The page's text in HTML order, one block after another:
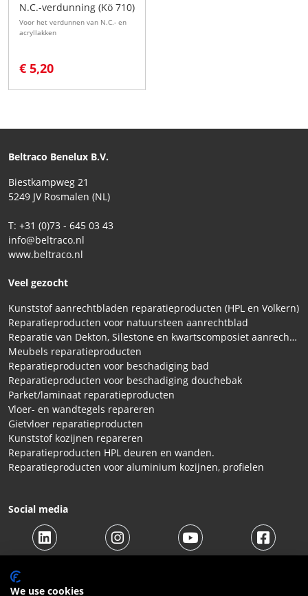
N.C.-verdunning (Kö 710)
Voor het verdunnen van N.C.- en
acryllakken
€ 5,20
Beltraco Benelux B.V.
Biestkampweg 21
5249 JV Rosmalen (NL)
T: +31 (0)73 - 645 03 43
info@beltraco.nl
www.beltraco.nl
Veel gezocht
Kunststof aanrechtbladen reparatieproducten (HPL en Volkern)
Reparatieproducten voor natuursteen aanrechtblad
Reparatie van Dekton, Silestone en kwartscomposiet aanrechtbladen
Meubels reparatieproducten
Reparatieproducten voor beschadiging bad
Reparatieproducten voor beschadiging douchebak
Parket/laminaat reparatieproducten
Vloer- en wandtegels repareren
Gietvloer reparatieproducten
Kunststof kozijnen repareren
Reparatieproducten HPL deuren en wanden.
Reparatieproducten voor aluminium kozijnen, profielen
Social media
We use cookies